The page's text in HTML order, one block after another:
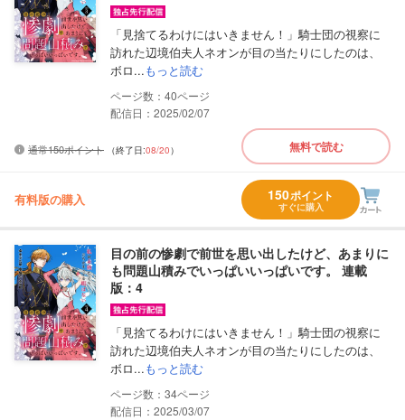
「見捨てるわけにはいきません！」騎士団の視察に
訪れた辺境伯夫人ネオンが目の当たりにしたのは、
ボロ...もっと読む
40
配信日：2025/02/07
通常150ポイント （終了日:08/20） 無料で読む
有料版の購入 150ポイント
すぐに購入
目の前の惨劇で前世を思い出したけど、あまりに
も問題山積みでいっぱいいっぱいです。 連載
版：4
「見捨てるわけにはいきません！」騎士団の視察に
訪れた辺境伯夫人ネオンが目の当たりにしたのは、
ボロ...もっと読む
34
配信日：2025/03/07